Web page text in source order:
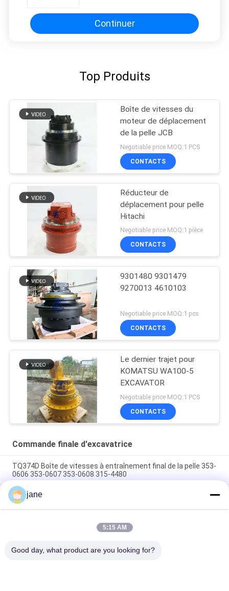
SK160LC-6
Continuer
Top Produits
Boîte de vitesses du
moteur de déplacement
de la pelle JCB
Negotiable price MOQ:1 PCS
CONTACTS
Réducteur de
déplacement pour pelle
Hitachi
Negotiable price MOQ:1 pièce
CONTACTS
9301480 9301479
9270013 4610103
Negotiable price MOQ:1 pcs
CONTACTS
Le dernier trajet pour
KOMATSU WA100-5
EXCAVATOR
Negotiable price MOQ:1 PCS
CONTACTS
Commande finale d'excavatrice
TQ374D Boîte de vitesses à entraînement final de la pelle 353-
0606 353-0607 353-0608 315-4480
353-0528 333-3036 Excavateur à entraînement final moteur
hydraulique adapté TQ345D TQ349D
Danfoss BMVT41 moteur hydraulique d'entraînement final
peut être adapté à 5 ~ 6 tonnes de chargeurs de roulement à
jane
5:15 AM
Good day, what product are you looking for?